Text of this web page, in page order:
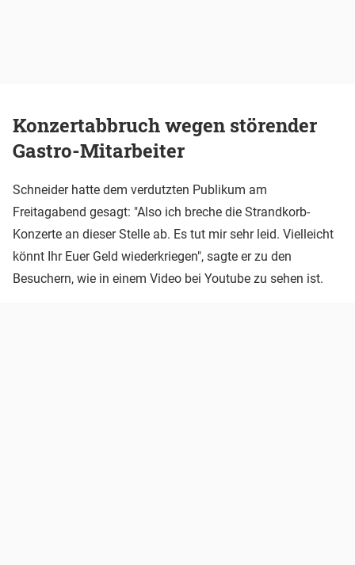
Konzertabbruch wegen störender
Gastro-Mitarbeiter
Schneider hatte dem verdutzten Publikum am
Freitagabend gesagt: "Also ich breche die Strandkorb-
Konzerte an dieser Stelle ab. Es tut mir sehr leid. Vielleicht
könnt Ihr Euer Geld wiederkriegen", sagte er zu den
Besuchern, wie in einem Video bei Youtube zu sehen ist.